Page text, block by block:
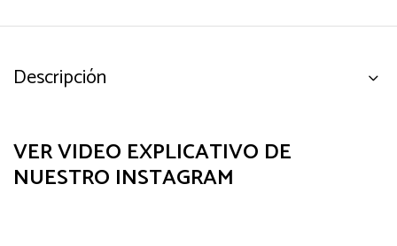
Descripción
VER VIDEO EXPLICATIVO DE
NUESTRO INSTAGRAM